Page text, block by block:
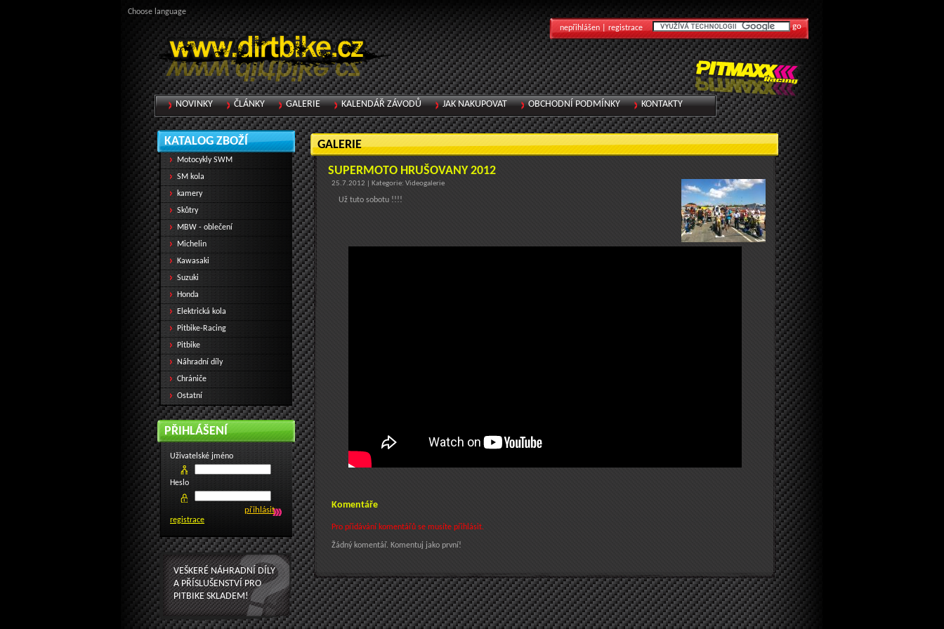
GALERIE
SUPERMOTO HRUŠOVANY 2012
25.7.2012 | Kategorie: Videogalerie
Už tuto sobotu !!!!
Komentáře
Pro přidávání komentářů se musíte přihlásit.
Žádný komentář. Komentuj jako první!
KATALOG ZBOŽÍ
Motocykly SWM
SM kola
kamery
Skůtry
MBW - oblečení
Michelin
Kawasaki
Suzuki
Honda
Elektrická kola
Pitbike-Racing
Pitbike
Náhradní díly
Chrániče
Ostatní
PŘIHLÁŠENÍ
Uživatelské jméno
Heslo
registrace
VEŠKERÉ NÁHRADNÍ DÍLY
A PŘÍSLUŠENSTVÍ PRO
PITBIKE SKLADEM!
NOVINKY ČLÁNKY GALERIE KALENDÁŘ ZÁVODŮ JAK NAKUPOVAT OBCHODNÍ PODMÍNKY KONTAKTY
nepřihlášen | registrace
Choose language